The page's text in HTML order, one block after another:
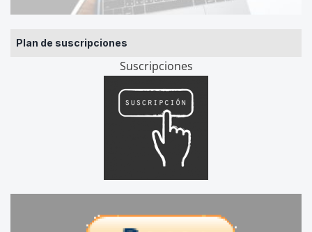
Plan de suscripciones
Suscripciones